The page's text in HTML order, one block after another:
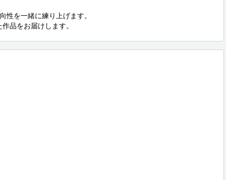
性を一緒に練り上げます。
品をお届けします。